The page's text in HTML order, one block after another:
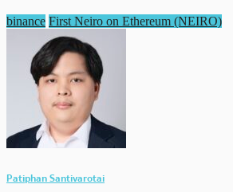
binance First Neiro on Ethereum (NEIRO)
Patiphan Santivarotai